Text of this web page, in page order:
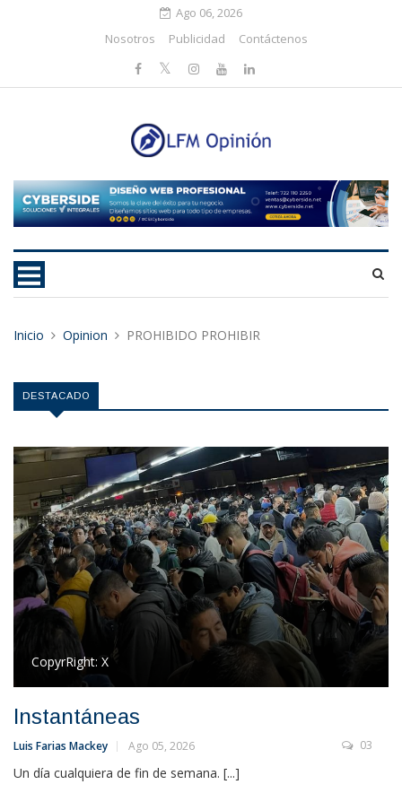
Ago 06, 2026
Nosotros
Publicidad Contáctenos
Inicio Opinion PROHIBIDO PROHIBIR
DESTACADO
CopyrRight: X
Instantáneas
Luis Farias Mackey Ago 05, 2026 03
Un día cualquiera de fin de semana. [...]